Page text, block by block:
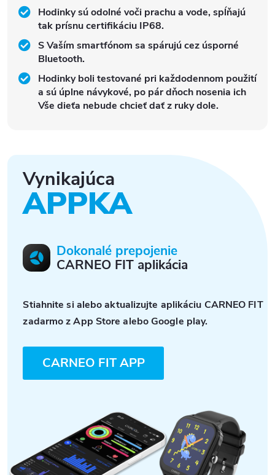
Hodinky sú odolné voči prachu a vode, spĺňajú
tak prísnu certifikáciu IP68.
S Vaším smartfónom sa spárujú cez úsporné
Bluetooth.
Hodinky boli testované pri každodennom použití
a sú úplne návykové, po pár dňoch nosenia ich
Vše dieťa nebude chcieť dať z ruky dole.
Vynikajúca
APPKA
Dokonalé prepojenie
CARNEO FIT aplikácia
Stiahnite si alebo aktualizujte aplikáciu CARNEO FIT
zadarmo z App Store alebo Google play.
CARNEO FIT APP